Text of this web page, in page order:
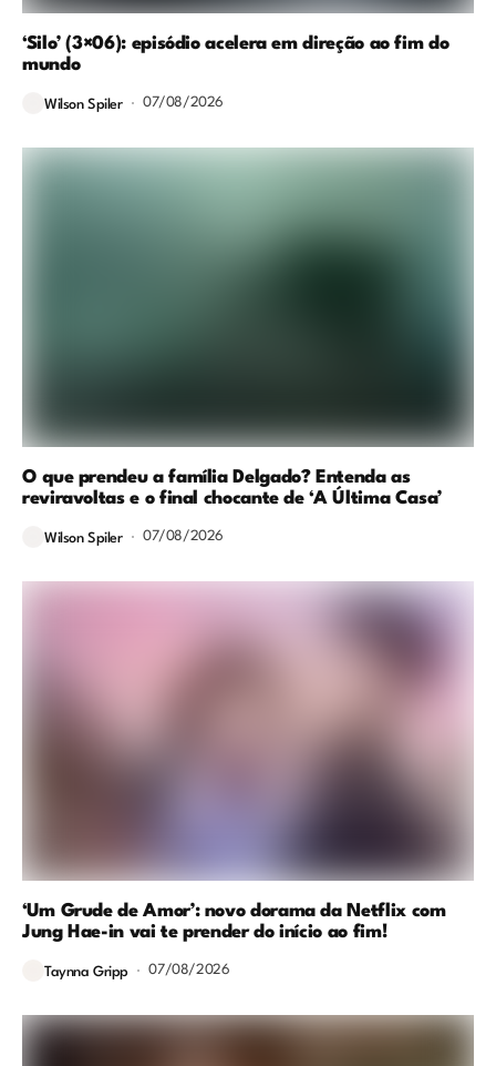
‘Silo’ (3×06): episódio acelera em direção ao fim do
mundo
Wilson Spiler 07/08/2026
O que prendeu a família Delgado? Entenda as
reviravoltas e o final chocante de ‘A Última Casa’
Wilson Spiler 07/08/2026
‘Um Grude de Amor’: novo dorama da Netflix com
Jung Hae-in vai te prender do início ao fim!
Taynna Gripp 07/08/2026